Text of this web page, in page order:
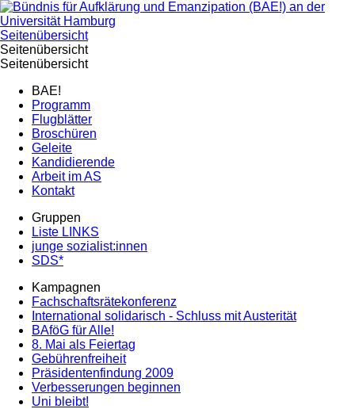
Seitenübersicht
Seitenübersicht
Seitenübersicht
BAE!
Programm
Flugblätter
Broschüren
Geleite
Kandidierende
Arbeit im AS
Kontakt
Gruppen
Liste LINKS
junge sozialist:innen
SDS*
Kampagnen
Fachschaftsrätekonferenz
International solidarisch - Schluss mit Austerität
BAföG für Alle!
8. Mai als Feiertag
Gebührenfreiheit
Präsidentenfindung 2009
Verbesserungen beginnen
Uni bleibt!